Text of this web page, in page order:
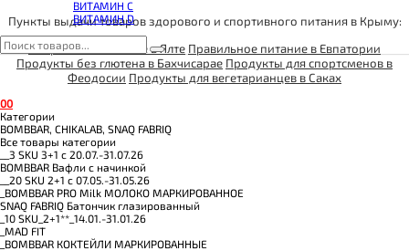
ВИТАМИН C
ВИТАМИН D
Пункты выдачи товаров здорового и спортивного питания в Крыму:
Спортивное питание в Ялте Правильное питание в Евпатории
Продукты без глютена в Бахчисарае Продукты для спортсменов в
Феодосии Продукты для вегетарианцев в Саках
00
Категории
BOMBBAR, CHIKALAB, SNAQ FABRIQ
Все товары категории
__3 SKU 3+1 с 20.07.-31.07.26
BOMBBAR Вафли с начинкой
__20 SKU 2+1 с 07.05.-31.05.26
_BOMBBAR PRO Milk МОЛОКО МАРКИРОВАННОЕ
SNAQ FABRIQ Батончик глазированный
_10 SKU_2+1**_14.01.-31.01.26
_MAD FIT
_BOMBBAR КОКТЕЙЛИ МАРКИРОВАННЫЕ